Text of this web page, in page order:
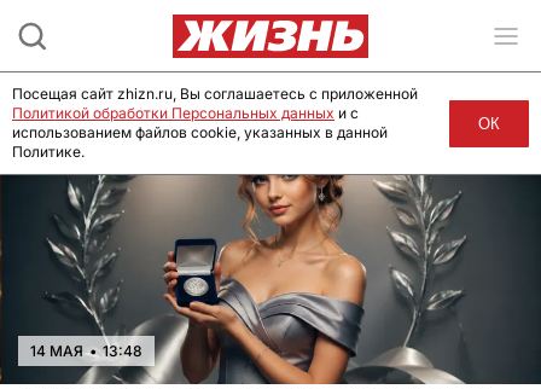
14 МАЯ • 13:48
Посещая сайт zhizn.ru, Вы соглашаетесь с приложенной
Политикой обработки Персональных данных и с
использованием файлов cookie, указанных в данной
Политике.
ОК